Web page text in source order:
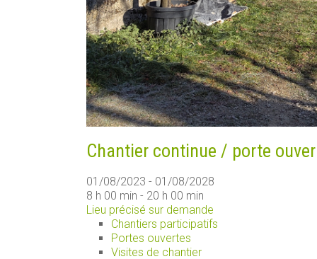
Chantier continue / porte
01/08/2023 - 01/08/2028
8 h 00 min - 20 h 00 min
Lieu précisé sur demande
Chantiers participatifs
Portes ouvertes
Visites de chantier